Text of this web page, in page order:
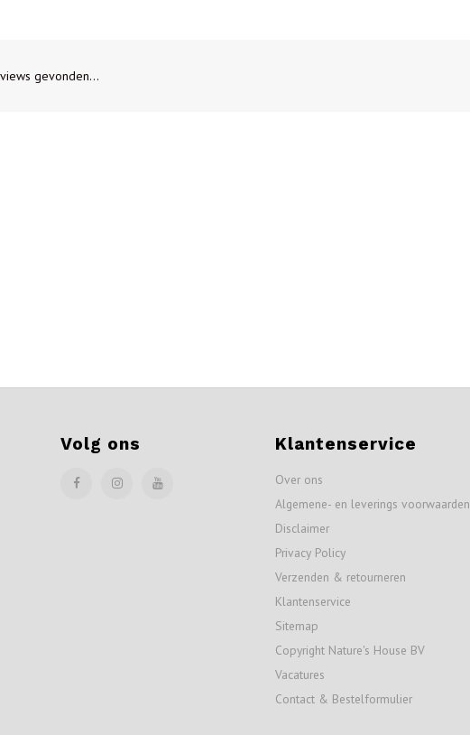
gevonden...
Volg ons Klantenservice
Over ons
Algemene- en leverings voorwaarden
Disclaimer
Privacy Policy
Verzenden & retourneren
Klantenservice
Sitemap
Copyright Nature's House BV
Vacatures
Contact & Bestelformulier